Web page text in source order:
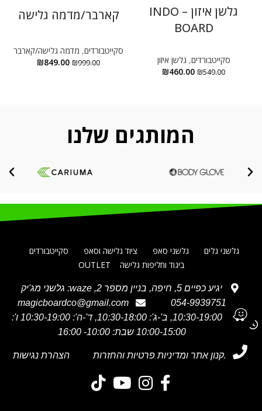
גלשן איזון – INDO
BOARD
סקייטבורדים, גלשן איזון
₪549.00
₪460.00
קארבר/מדמה גלישה
סקייטבורדים, מדמה גלישה/קארבר
₪999.00
₪849.00
המותגים שלנו
גלשני גלים גלשני סאפ ציוד גלישה וסאפ
סקייטבורדים
ביגוד וחליפות גלישה
OUTLET
יגיע כפיים 5, חיפה, בניין מספר 2, waze: גלשני מג'יק
054-9939751
magicboardco@gmail.com
א' 10:30-19:00, ב'-ג': 10:30-18:00, ד'-ה': 10:30-19:00 ו':
10:00-15:00 שבת: 10:00- 16:00
תקנון אתר ומדיניות פרטיות והחזרות הצהרת נגישות